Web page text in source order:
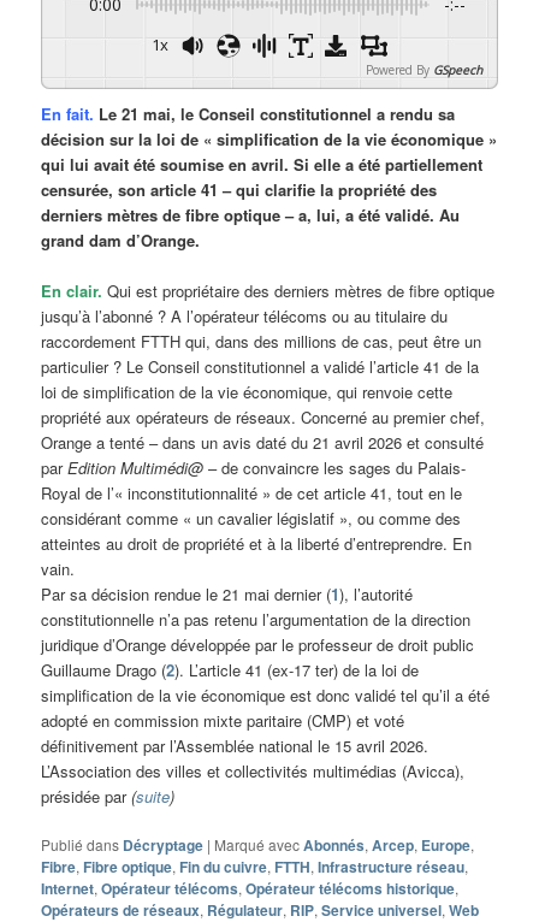
1x
Powered By GSpeech
En fait. Le 21 mai, le Conseil constitutionnel a rendu sa
décision sur la loi de « simplification de la vie économique »
qui lui avait été soumise en avril. Si elle a été partiellement
censurée, son article 41 – qui clarifie la propriété des
derniers mètres de fibre optique – a, lui, a été validé. Au
grand dam d’Orange.
En clair. Qui est propriétaire des derniers mètres de fibre optique
jusqu’à l’abonné ? A l’opérateur télécoms ou au titulaire du
raccordement FTTH qui, dans des millions de cas, peut être un
particulier ? Le Conseil constitutionnel a validé l’article 41 de la
loi de simplification de la vie économique, qui renvoie cette
propriété aux opérateurs de réseaux. Concerné au premier chef,
Orange a tenté – dans un avis daté du 21 avril 2026 et consulté
parEdition Multimédi@ – de convaincre les sages du Palais-
Royal de l’« inconstitutionnalité » de cet article 41, tout en le
considérant comme « un cavalier législatif », ou comme des
atteintes au droit de propriété et à la liberté d’entreprendre. En
vain.
Par sa décision rendue le 21 mai dernier (1), l’autorité
constitutionnelle n’a pas retenu l’argumentation de la direction
juridique d’Orange développée par le professeur de droit public
Guillaume Drago (2). L’article 41 (ex-17 ter) de la loi de
simplification de la vie économique est donc validé tel qu’il a été
adopté en commission mixte paritaire (CMP) et voté
définitivement par l’Assemblée national le 15 avril 2026.
L’Association des villes et collectivités multimédias (Avicca),
présidée par(suite)
Publié dans Décryptage | Marqué avecAbonnés,Arcep, Europe,
Fibre, Fibre optique, Fin du cuivre, FTTH,Infrastructure réseau,
Internet,Opérateur télécoms,Opérateur télécoms historique,
Opérateurs de réseaux, Régulateur, RIP,Service universel,Web